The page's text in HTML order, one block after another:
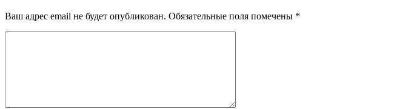
Ваш адрес email не будет опубликован. Обязательные поля помечены *